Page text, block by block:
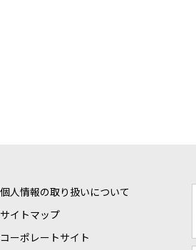
個人情報の取り扱いについて
サイトマップ
コーポレートサイト